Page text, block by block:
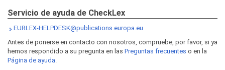
Servicio de ayuda de CheckLex
EURLEX-HELPDESK@publications.europa.eu
Antes de ponerse en contacto con nosotros, compruebe, por favor, si ya
hemos respondido a su pregunta en las Preguntas frecuentes o en la
Página de ayuda.